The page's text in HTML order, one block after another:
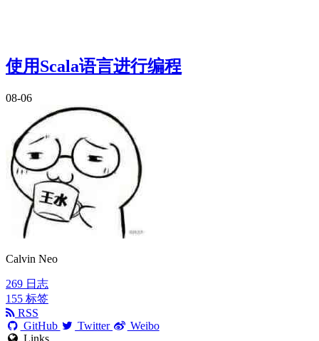
使用Scala语言进行编程
08-06
Calvin Neo
269 日志
155 标签
RSS
GitHub
Twitter
Weibo
Links